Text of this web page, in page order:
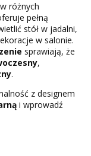
różnych
pełną
stół w jadalni,
w salonie.
sprawiają, że
,
.
z designem
i wprowadź